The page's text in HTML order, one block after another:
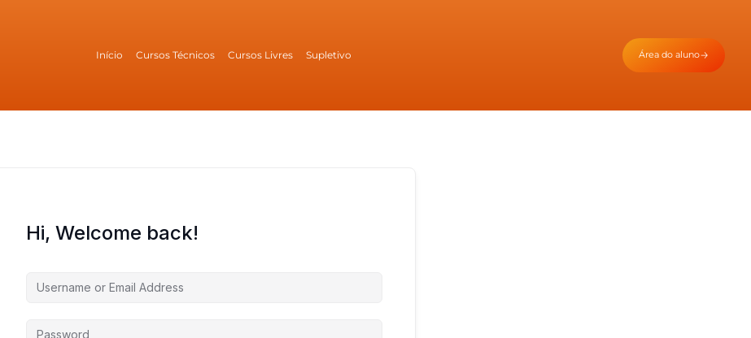
Início Cursos Técnicos Cursos Livres Supletivo Área do aluno
Hi, Welcome back!